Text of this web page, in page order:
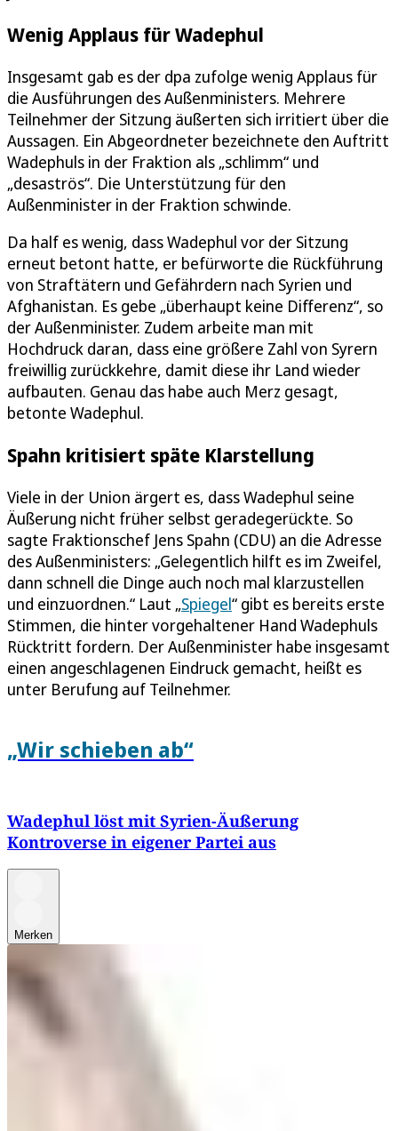
Wenig Applaus für Wadephul
Insgesamt gab es der dpa zufolge wenig Applaus für
die Ausführungen des Außenministers. Mehrere
Teilnehmer der Sitzung äußerten sich irritiert über die
Aussagen. Ein Abgeordneter bezeichnete den Auftritt
Wadephuls in der Fraktion als „schlimm“ und
„desaströs“. Die Unterstützung für den
Außenminister in der Fraktion schwinde.
Da half es wenig, dass Wadephul vor der Sitzung
erneut betont hatte, er befürworte die Rückführung
von Straftätern und Gefährdern nach Syrien und
Afghanistan. Es gebe „überhaupt keine Differenz“, so
der Außenminister. Zudem arbeite man mit
Hochdruck daran, dass eine größere Zahl von Syrern
freiwillig zurückkehre, damit diese ihr Land wieder
aufbauten. Genau das habe auch Merz gesagt,
betonte Wadephul.
Spahn kritisiert späte Klarstellung
Viele in der Union ärgert es, dass Wadephul seine
Äußerung nicht früher selbst geradegerückte. So
sagte Fraktionschef Jens Spahn (CDU) an die Adresse
des Außenministers: „Gelegentlich hilft es im Zweifel,
dann schnell die Dinge auch noch mal klarzustellen
und einzuordnen.“ Laut „Spiegel“ gibt es bereits erste
Stimmen, die hinter vorgehaltener Hand Wadephuls
Rücktritt fordern. Der Außenminister habe insgesamt
einen angeschlagenen Eindruck gemacht, heißt es
unter Berufung auf Teilnehmer.
„Wir schieben ab“
Wadephul löst mit Syrien-Äußerung
Kontroverse in eigener Partei aus
Merken